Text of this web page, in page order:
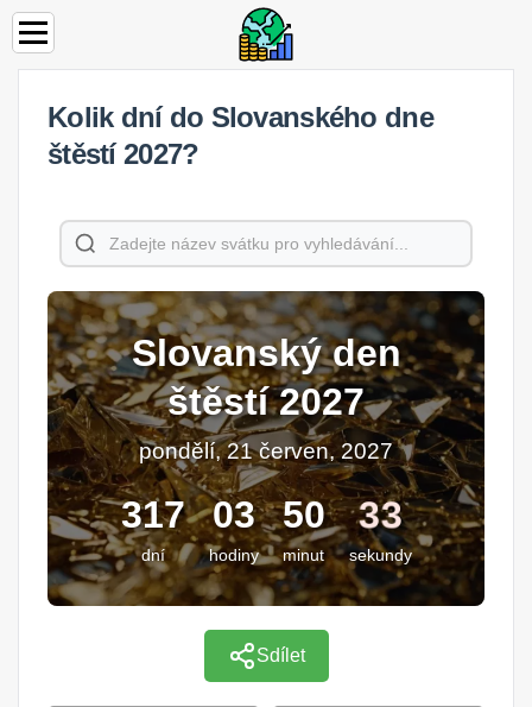
Kolik dní do Slovanského dne
štěstí 2027?
Slovanský den
štěstí 2027
pondělí, 21 červen, 2027
317
dní
03
hodiny
50
minut
33
sekundy
Sdílet